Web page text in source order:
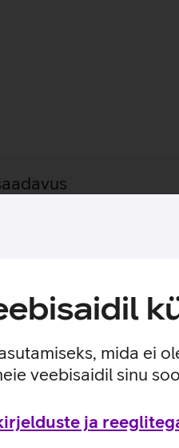
mida ei
veebisaidil sinu
ja
UHD videot.
rohkem
end mõjutada